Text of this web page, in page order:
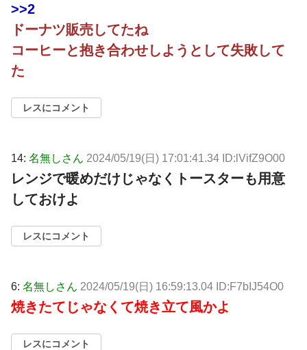
>>2
ドーナツ販売してたね
コーヒーと抱き合わせしようとして失敗して
た
レスにコメント
14: 名無しさん 2024/05/19(日) 17:01:41.34 ID:lVifZ9O00
レンジで暖めだけじゃなくトースターも用意
しておけよ
レスにコメント
6: 名無しさん 2024/05/19(日) 16:59:13.04 ID:F7bIJ54O0
焼きたてじゃなくて焼き立て風かよ
レスにコメント